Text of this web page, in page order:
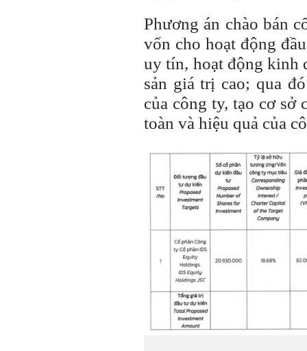
Phương án chào bán
vốn cho hoạt động
uy tín, hoạt động kinh
sản giá trị cao; qua
của công ty, tạo cơ sở
toàn và hiệu quả của